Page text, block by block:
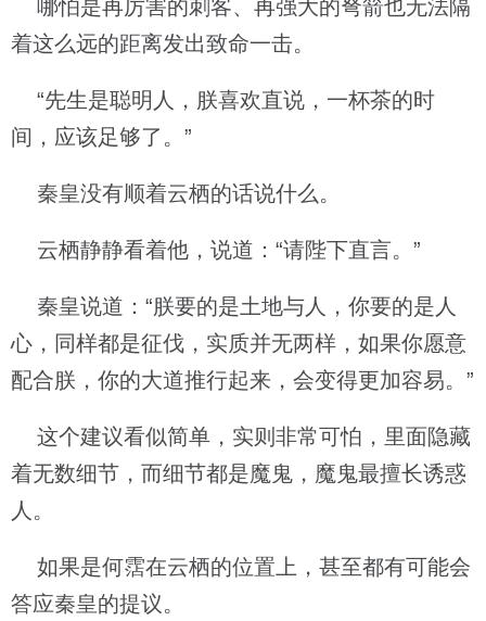
哪怕是再厉害的刺客、再强大的弩箭也无法隔
着这么远的距离发出致命一击。
“先生是聪明人，朕喜欢直说，一杯茶的时
间，应该足够了。”
秦皇没有顺着云栖的话说什么。
云栖静静看着他，说道：“请陛下直言。”
秦皇说道：“朕要的是土地与人，你要的是人
心，同样都是征伐，实质并无两样，如果你愿意
配合朕，你的大道推行起来，会变得更加容易。”
这个建议看似简单，实则非常可怕，里面隐藏
着无数细节，而细节都是魔鬼，魔鬼最擅长诱惑
人。
如果是何霑在云栖的位置上，甚至都有可能会
答应秦皇的提议。